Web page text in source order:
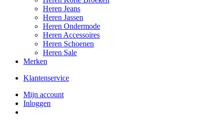
Heren Jeans
Heren Jassen
Heren Ondermode
Heren Accessoires
Heren Schoenen
Heren Sale
Merken
Klantenservice
Mijn account
Inloggen